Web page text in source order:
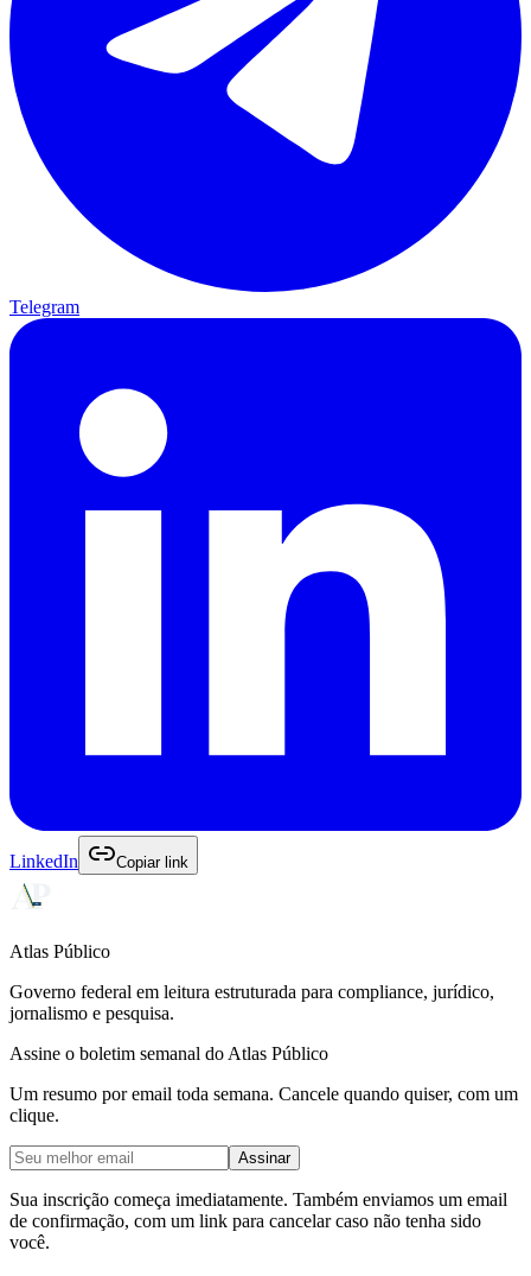
Telegram
LinkedIn Copiar link
Atlas Público
Governo federal em leitura estruturada para compliance, jurídico,
jornalismo e pesquisa.
Assine o boletim semanal do Atlas Público
Um resumo por email toda semana. Cancele quando quiser, com um
clique.
Assinar
Sua inscrição começa imediatamente. Também enviamos um email
de confirmação, com um link para cancelar caso não tenha sido
você.